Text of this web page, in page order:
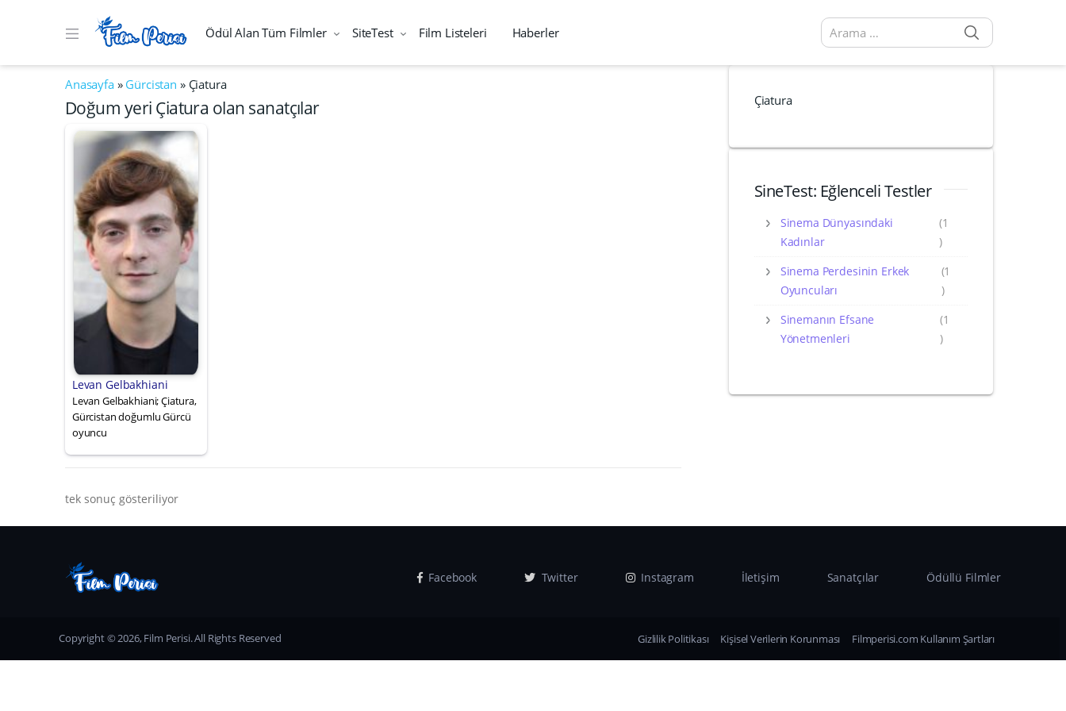
Ödül Alan Tüm Filmler SiteTest Film Listeleri Haberler
Arama sonuçları:
Anasayfa» Gürcistan » Çiatura
Doğum yeri Çiatura olan sanatçılar
Levan Gelbakhiani
Levan Gelbakhiani; Çiatura,
Gürcistan doğumlu Gürcü
oyuncu
tek sonuç gösteriliyor
Çiatura
SineTest: Eğlenceli Testler
Sinema Dünyasındaki
Kadınlar
(1
)
Sinema Perdesinin Erkek
Oyuncuları
(1
)
Sinemanın Efsane
Yönetmenleri
(1
)
Facebook Twitter Instagram İletişim Sanatçılar Ödüllü Filmler
Copyright © 2026, Film Perisi. All Rights Reserved Gizlilik Politikası Kişisel Verilerin Korunması Filmperisi.com Kullanım Şartları